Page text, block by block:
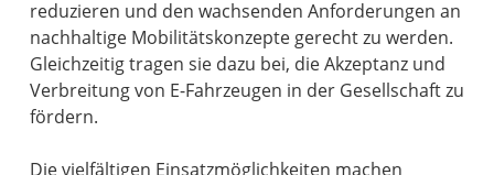
reduzieren und den wachsenden Anforderungen an
nachhaltige Mobilitätskonzepte gerecht zu werden.
Gleichzeitig tragen sie dazu bei, die Akzeptanz und
Verbreitung von E-Fahrzeugen in der Gesellschaft zu
fördern.
Die vielfältigen Einsatzmöglichkeiten machen